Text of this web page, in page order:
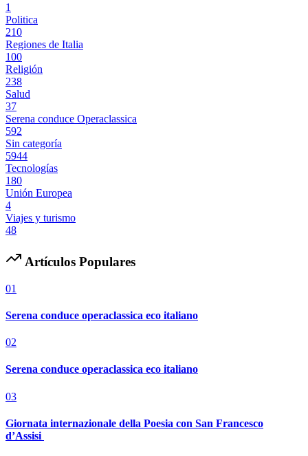
1
Politica
210
Regiones de Italia
100
Religión
238
Salud
37
Serena conduce Operaclassica
592
Sin categoría
5944
Tecnologías
180
Unión Europea
4
Viajes y turismo
48
Artículos Populares
01
Serena conduce operaclassica eco italiano
02
Serena conduce operaclassica eco italiano
03
Giornata internazionale della Poesia con San Francesco
d’Assisi